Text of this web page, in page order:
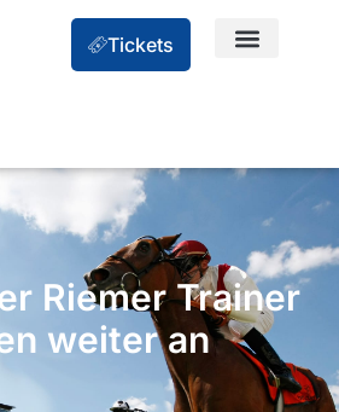
Tickets
Riemer Trainer
weiter an